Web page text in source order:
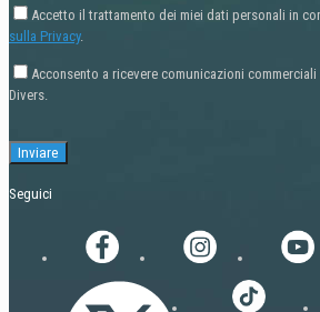
Accetto il trattamento dei miei dati personali in
sulla Privacy.
Acconsento a ricevere comunicazioni
Divers.
Seguici